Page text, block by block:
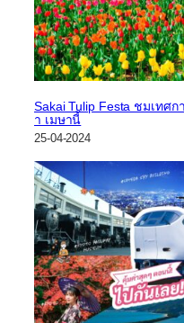
Sakai Tulip Festa ชมเทศ
า เมษานี้
25-04-2024